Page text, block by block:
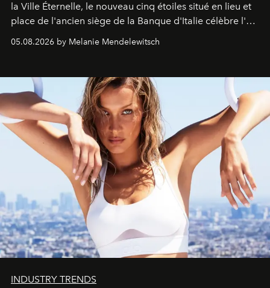
la Ville Éternelle, le nouveau cinq étoiles situé en lieu et
place de l'ancien siège de la Banque d'Italie célèbre l'art
de vivre Romain dans toute son élégance intemporelle.
05.08.2026 by Melanie Mendelewitsch
INDUSTRY TRENDS